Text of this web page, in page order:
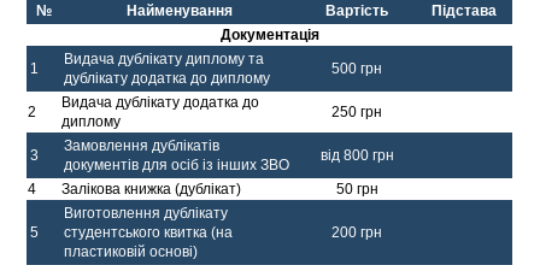
№
Найменування Вартість
Підстава
Документація
1
Видача дублікату диплому та
дублікату додатка до диплому
500 грн
2
Видача дублікату додатка до
диплому
250 грн
3
Замовлення дублікатів
документів для осіб із інших ЗВО
від 800 грн
4
Залікова книжка (дублікат) 50 грн
5
Виготовлення дублікату
студентського квитка (на
пластиковій основі)
200 грн